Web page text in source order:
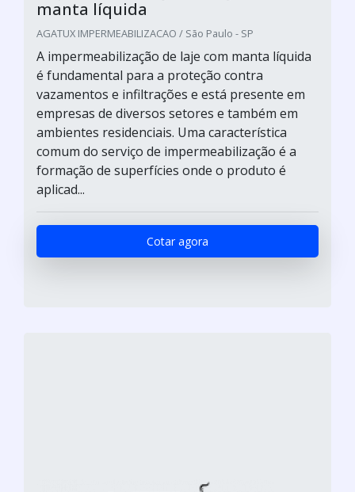
manta líquida
AGATUX IMPERMEABILIZACAO / São Paulo - SP
A impermeabilização de laje com manta líquida
é fundamental para a proteção contra
vazamentos e infiltrações e está presente em
empresas de diversos setores e também em
ambientes residenciais. Uma característica
comum do serviço de impermeabilização é a
formação de superfícies onde o produto é
aplicad...
Cotar agora